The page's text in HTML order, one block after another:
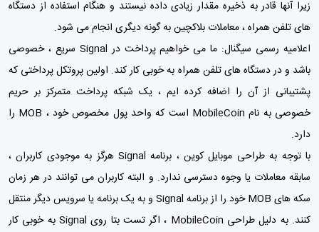
زیرا آنها قادر به ذخیره مقدار زیادی داده نیستند و هنگام استفاده از دستگاه
های تلفن همراه ، معاملات بلاکچین به گونه دیگری انجام می شود.
اعلامیه رسمی سیگنال: ما می خواهیم پرداخت در Signal سریع ، خصوصی
باشد و در دستگاه های تلفن همراه به خوبی کار کند. اولین پروتکل پرداختی که
پشتیبانی از آن را اضافه کرده ایم ، یک شبکه پرداخت متمرکز بر حریم
خصوصی به نام MobileCoin است که واحد پول مخصوص خود ، MOB را
دارد.
با توجه به طراحی موبایل کوین ، برنامه Signal هرگز به موجودی کاربران ،
سابقه معاملات یا وجوه دسترسی ندارد. و البته کاربران می توانند در هر زمان
سکه های MOB خود را از برنامه Signal و به یک برنامه یا سرویس دیگر منتقل
کنند. به دلیل طراحی MobileCoin ، اگر تست بتا روی Signal به خوبی کار